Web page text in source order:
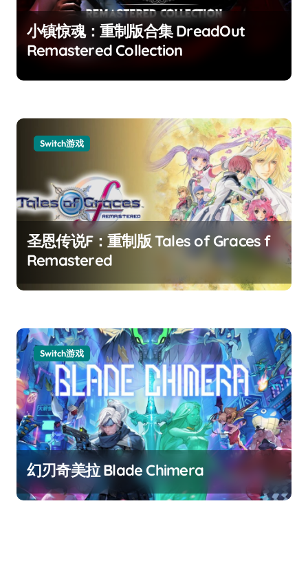
小镇惊魂：重制版合集 DreadOut
Remastered Collection
Switch游戏
圣恩传说F：重制版 Tales of Graces f
Remastered
Switch游戏
幻刃奇美拉 Blade Chimera